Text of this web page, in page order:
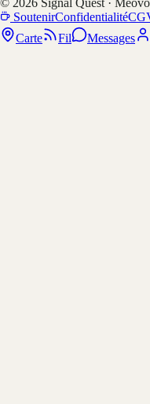
SoutenirConfidentialité
Carte
Fil Messages